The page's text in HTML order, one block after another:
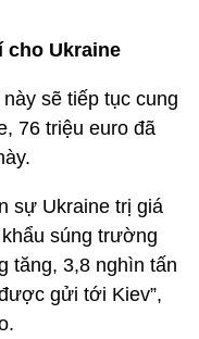
cho Ukraine
sẽ tiếp tục cung
76 triệu euro đã
sự Ukraine trị giá
súng trường
tăng, 3,8 nghìn tấn
gửi tới Kiev”,